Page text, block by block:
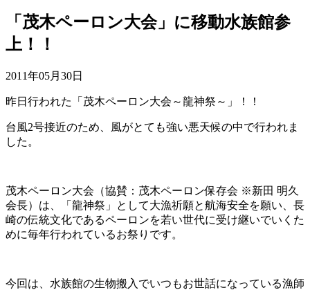
「茂木ペーロン大会」に移動水族館参
上！！
2011年05月30日
昨日行われた「茂木ペーロン大会～龍神祭～」！！
台風2号接近のため、風がとても強い悪天候の中で行われま
した。
茂木ペーロン大会（協賛：茂木ペーロン保存会 ※新田 明久
会長）は、「龍神祭」として大漁祈願と航海安全を願い、長
崎の伝統文化であるペーロンを若い世代に受け継いでいくた
めに毎年行われているお祭りです。
今回は、水族館の生物搬入でいつもお世話になっている漁師